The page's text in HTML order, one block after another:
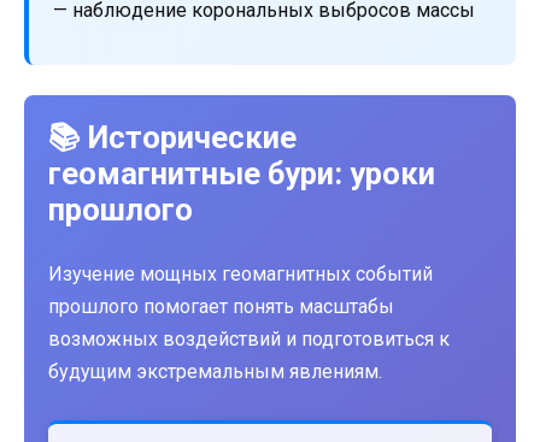
— наблюдение корональных выбросов массы
📚 Исторические
геомагнитные бури: уроки
прошлого
Изучение мощных геомагнитных событий
прошлого помогает понять масштабы
возможных воздействий и подготовиться к
будущим экстремальным явлениям.